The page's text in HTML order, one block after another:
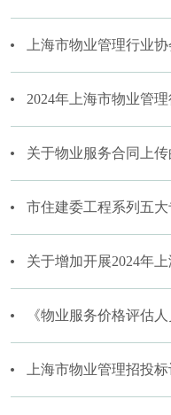
上海市物业管理行业
2024年上海市物业管
关于物业服务合同上
市住建委工程系列五
关于增加开展2024年
《物业服务价格评估
上海市物业管理招投